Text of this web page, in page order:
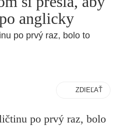
anglicky
po prvý raz, bolo to
ZDIEĽAŤ
po prvý raz, bolo